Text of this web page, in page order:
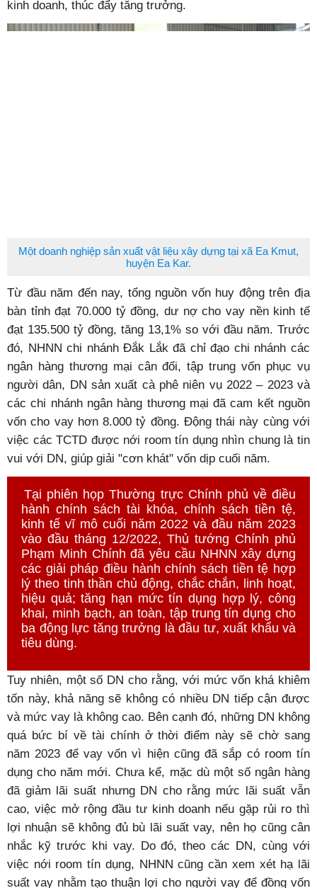
kinh doanh, thúc đẩy tăng trưởng.
Một doanh nghiệp sản xuất vật liệu xây dựng tại xã Ea Kmut,
huyện Ea Kar.
Từ đầu năm đến nay, tổng nguồn vốn huy động trên địa
bàn tỉnh đạt 70.000 tỷ đồng, dư nợ cho vay nền kinh tế
đạt 135.500 tỷ đồng, tăng 13,1% so với đầu năm. Trước
đó, NHNN chi nhánh Đắk Lắk đã chỉ đạo chi nhánh các
ngân hàng thương mại cân đối, tập trung vốn phục vụ
người dân, DN sản xuất cà phê niên vụ 2022 – 2023 và
các chi nhánh ngân hàng thương mại đã cam kết nguồn
vốn cho vay hơn 8.000 tỷ đồng. Động thái này cùng với
việc các TCTD được nới room tín dụng nhìn chung là tin
vui với DN, giúp giải "cơn khát" vốn dịp cuối năm.
Tại phiên họp Thường trực Chính phủ về điều
hành chính sách tài khóa, chính sách tiền tệ,
kinh tế vĩ mô cuối năm 2022 và đầu năm 2023
vào đầu tháng 12/2022, Thủ tướng Chính phủ
Phạm Minh Chính đã yêu cầu NHNN xây dựng
các giải pháp điều hành chính sách tiền tệ hợp
lý theo tinh thần chủ động, chắc chắn, linh hoạt,
hiệu quả; tăng hạn mức tín dụng hợp lý, công
khai, minh bạch, an toàn, tập trung tín dụng cho
ba động lực tăng trưởng là đầu tư, xuất khẩu và
tiêu dùng.
Tuy nhiên, một số DN cho rằng, với mức vốn khá khiêm
tốn này, khả năng sẽ không có nhiều DN tiếp cận được
và mức vay là không cao. Bên cạnh đó, những DN không
quá bức bí về tài chính ở thời điểm này sẽ chờ sang
năm 2023 để vay vốn vì hiện cũng đã sắp có room tín
dụng cho năm mới. Chưa kể, mặc dù một số ngân hàng
đã giảm lãi suất nhưng DN cho rằng mức lãi suất vẫn
cao, việc mở rộng đầu tư kinh doanh nếu gặp rủi ro thì
lợi nhuận sẽ không đủ bù lãi suất vay, nên họ cũng cân
nhắc kỹ trước khi vay. Do đó, theo các DN, cùng với
việc nới room tín dụng, NHNN cũng cần xem xét hạ lãi
suất vay nhằm tạo thuận lợi cho người vay để đồng vốn